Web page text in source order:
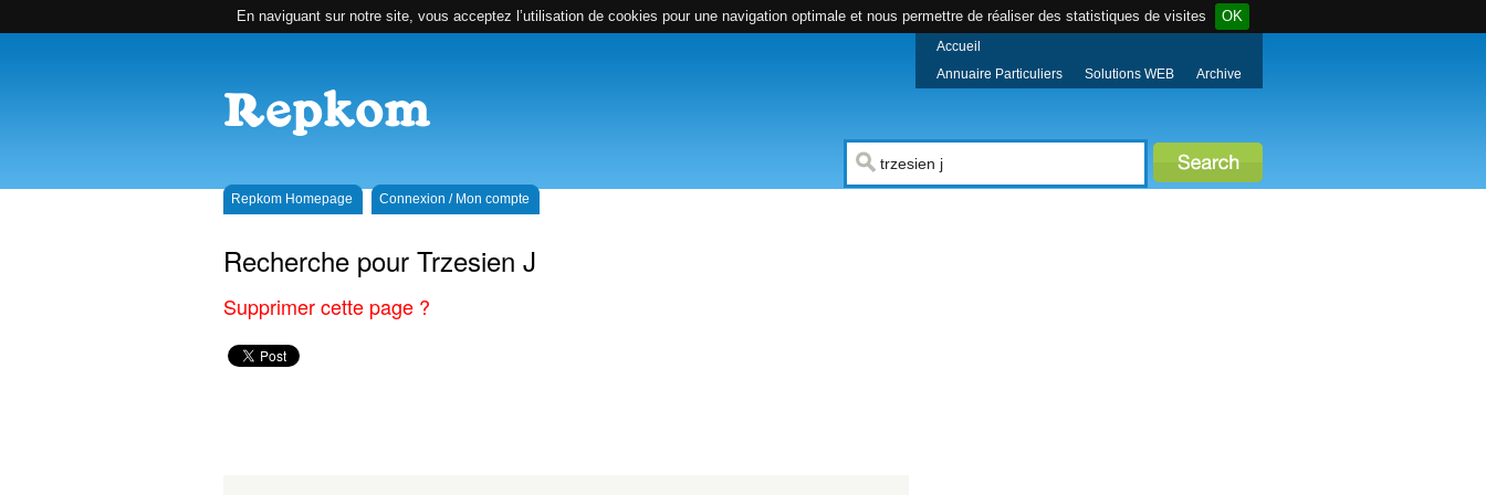
En naviguant sur notre site, vous acceptez l’utilisation de cookies pour une navigation optimale et nous permettre de réaliser des statistiques de visites OK
Accueil
Annuaire Particuliers
Solutions WEB Archive
Repkom Homepage Connexion / Mon compte
Recherche pour Trzesien J
Supprimer cette page ?